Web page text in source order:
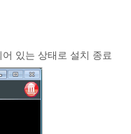
있는 상태로 설치 종료